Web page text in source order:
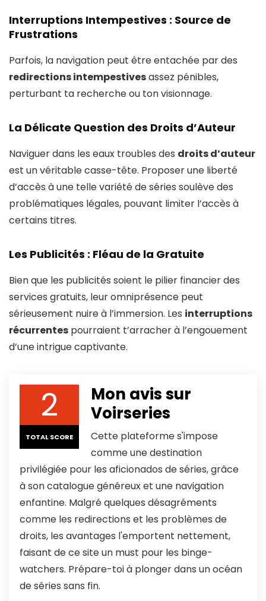
Interruptions Intempestives : Source de
Frustrations
Parfois, la navigation peut être entachée par des
redirections intempestivesassez pénibles,
perturbant ta recherche ou ton visionnage.
La Délicate Question des Droits d’Auteur
Naviguer dans les eaux troubles des droits d’auteur
est un véritable casse-tête. Proposer une liberté
d’accès à une telle variété de séries soulève des
problématiques légales, pouvant limiter l’accès à
certains titres.
Les Publicités : Fléau de la Gratuite
Bien que les publicités soient le pilier financier des
services gratuits, leur omniprésence peut
sérieusement nuire à l’immersion. Les interruptions
récurrentes pourraient t’arracher à l’engouement
d’une intrigue captivante.
2
TOTAL SCORE
Mon avis sur
Voirseries
Cette plateforme s'impose
comme une destination
privilégiée pour les aficionados de séries, grâce
à son catalogue généreux et une navigation
enfantine. Malgré quelques désagréments
comme les redirections et les problèmes de
droits, les avantages l'emportent nettement,
faisant de ce site un must pour les binge-
watchers. Prépare-toi à plonger dans un océan
de séries sans fin.